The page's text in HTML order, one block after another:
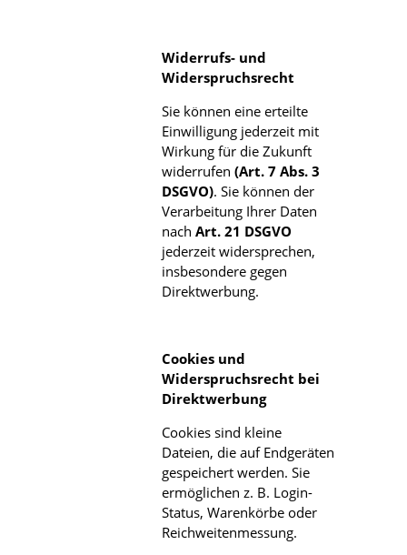
Widerrufs- und
Widerspruchsrecht
Sie können eine erteilte
Einwilligung jederzeit mit
Wirkung für die Zukunft
widerrufen (Art. 7 Abs. 3
DSGVO). Sie können der
Verarbeitung Ihrer Daten
nach Art. 21 DSGVO
jederzeit widersprechen,
insbesondere gegen
Direktwerbung.
Cookies und
Widerspruchsrecht bei
Direktwerbung
Cookies sind kleine
Dateien, die auf Endgeräten
gespeichert werden. Sie
ermöglichen z. B. Login-
Status, Warenkörbe oder
Reichweitenmessung.